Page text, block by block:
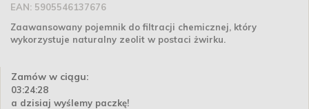
EAN: 5905546137676
Zaawansowany pojemnik do filtracji chemicznej, który
wykorzystuje naturalny zeolit w postaci żwirku.
Zamów w ciągu:
03:24:28
a dzisiaj wyślemy paczkę!